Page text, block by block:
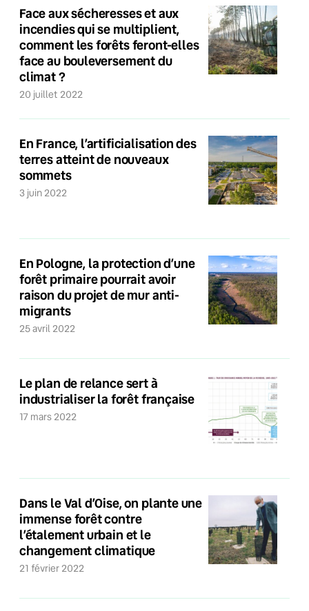
Face aux sécheresses et aux
incendies qui se multiplient,
comment les forêts feront-elles
face au bouleversement du
climat ?
20 juillet 2022
En France, l’artificialisation des
terres atteint de nouveaux
sommets
3 juin 2022
En Pologne, la protection d’une
forêt primaire pourrait avoir
raison du projet de mur anti-
migrants
25 avril 2022
Le plan de relance sert à
industrialiser la forêt française
17 mars 2022
Dans le Val d’Oise, on plante une
immense forêt contre
l’étalement urbain et le
changement climatique
21 février 2022